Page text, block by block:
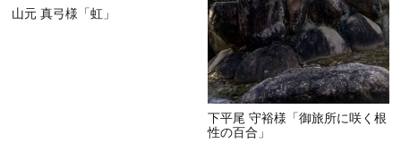
山元 真弓様「虹」
下平尾 守裕様「御旅所に咲く根
性の百合」